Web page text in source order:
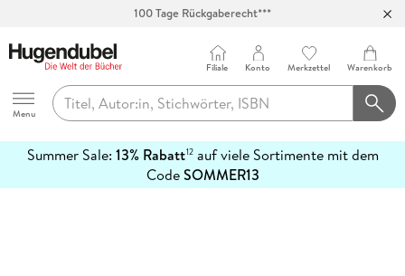
100 Tage Rückgaberecht***
Hugendubel
Menu
Filiale Konto Merkzettel Warenkorb
Summer Sale: 13% Rabatt12auf viele Sortimente mit dem
CodeSOMMER13
erfahren